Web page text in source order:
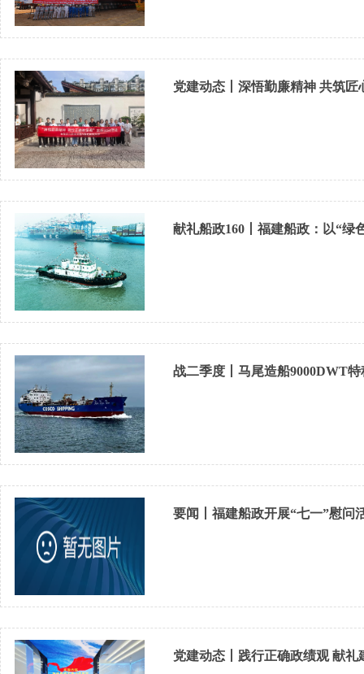
党建动态丨深悟勤廉精神 共筑匠
献礼船政160丨福建船政：以“绿
战二季度丨马尾造船9000DWT
要闻丨福建船政开展“七一”慰问
党建动态丨践行正确政绩观 献